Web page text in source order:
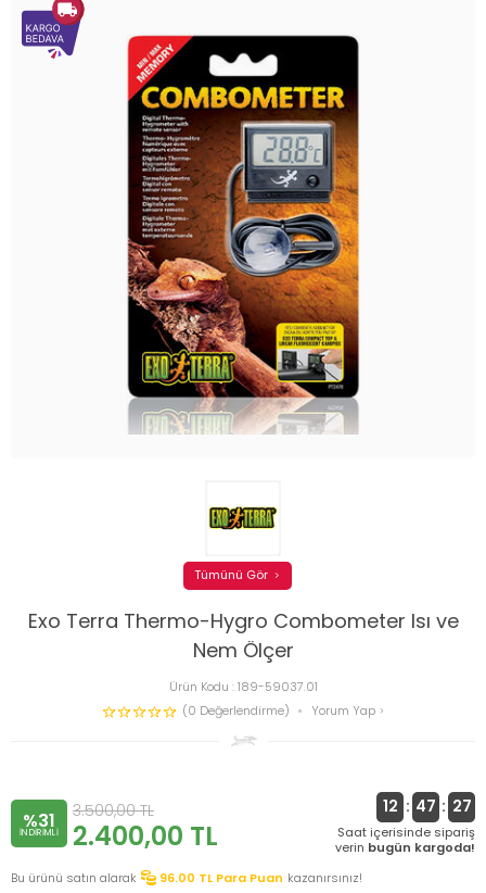
Exo Terra Thermo-Hygro Combometer Isı ve
Nem Ölçer
Ürün Kodu :189-59037.01
(0 Değerlendirme)
Yorum Yap
Tümünü Gör
%31
INDIRIMLI
3.500,00TL
2.400,00 TL
12 : 47 : 27
Saat içerisinde sipariş
verin bugün kargoda!
Bu ürünü satın alarak
96.00 TL Para Puan kazanırsınız!